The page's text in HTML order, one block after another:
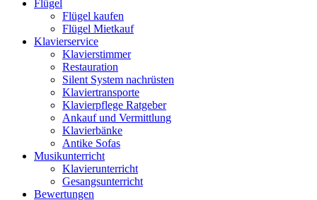
Flügel
Flügel kaufen
Flügel Mietkauf
Klavierservice
Klavierstimmer
Restauration
Silent System nachrüsten
Klaviertransporte
Klavierpflege Ratgeber
Ankauf und Vermittlung
Klavierbänke
Antike Sofas
Musikunterricht
Klavierunterricht
Gesangsunterricht
Bewertungen